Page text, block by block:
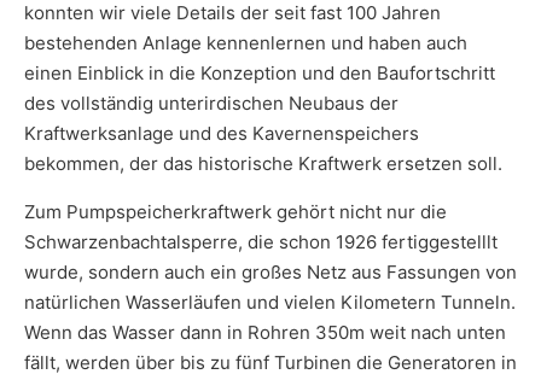
konnten wir viele Details der seit fast 100 Jahren
bestehenden Anlage kennenlernen und haben auch
einen Einblick in die Konzeption und den Baufortschritt
des vollständig unterirdischen Neubaus der
Kraftwerksanlage und des Kavernenspeichers
bekommen, der das historische Kraftwerk ersetzen soll.
Zum Pumpspeicherkraftwerk gehört nicht nur die
Schwarzenbachtalsperre, die schon 1926 fertiggestelllt
wurde, sondern auch ein großes Netz aus Fassungen von
natürlichen Wasserläufen und vielen Kilometern Tunneln.
Wenn das Wasser dann in Rohren 350m weit nach unten
fällt, werden über bis zu fünf Turbinen die Generatoren in